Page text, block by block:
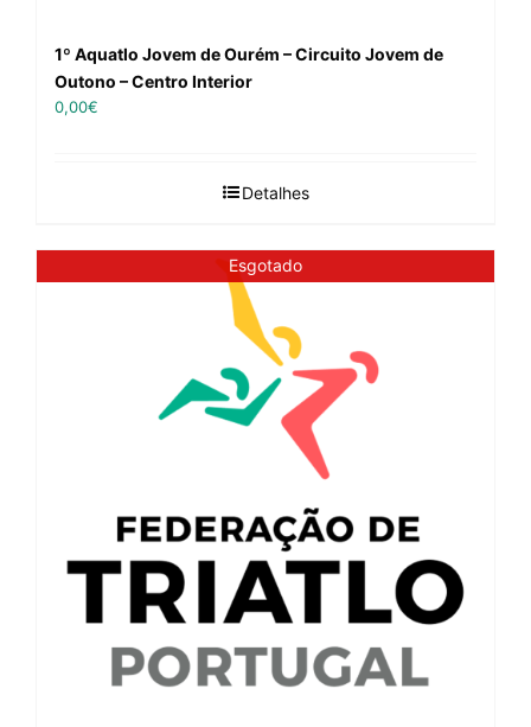
1º Aquatlo Jovem de Ourém – Circuito Jovem de
Outono – Centro Interior
0,00€
Detalhes
Esgotado